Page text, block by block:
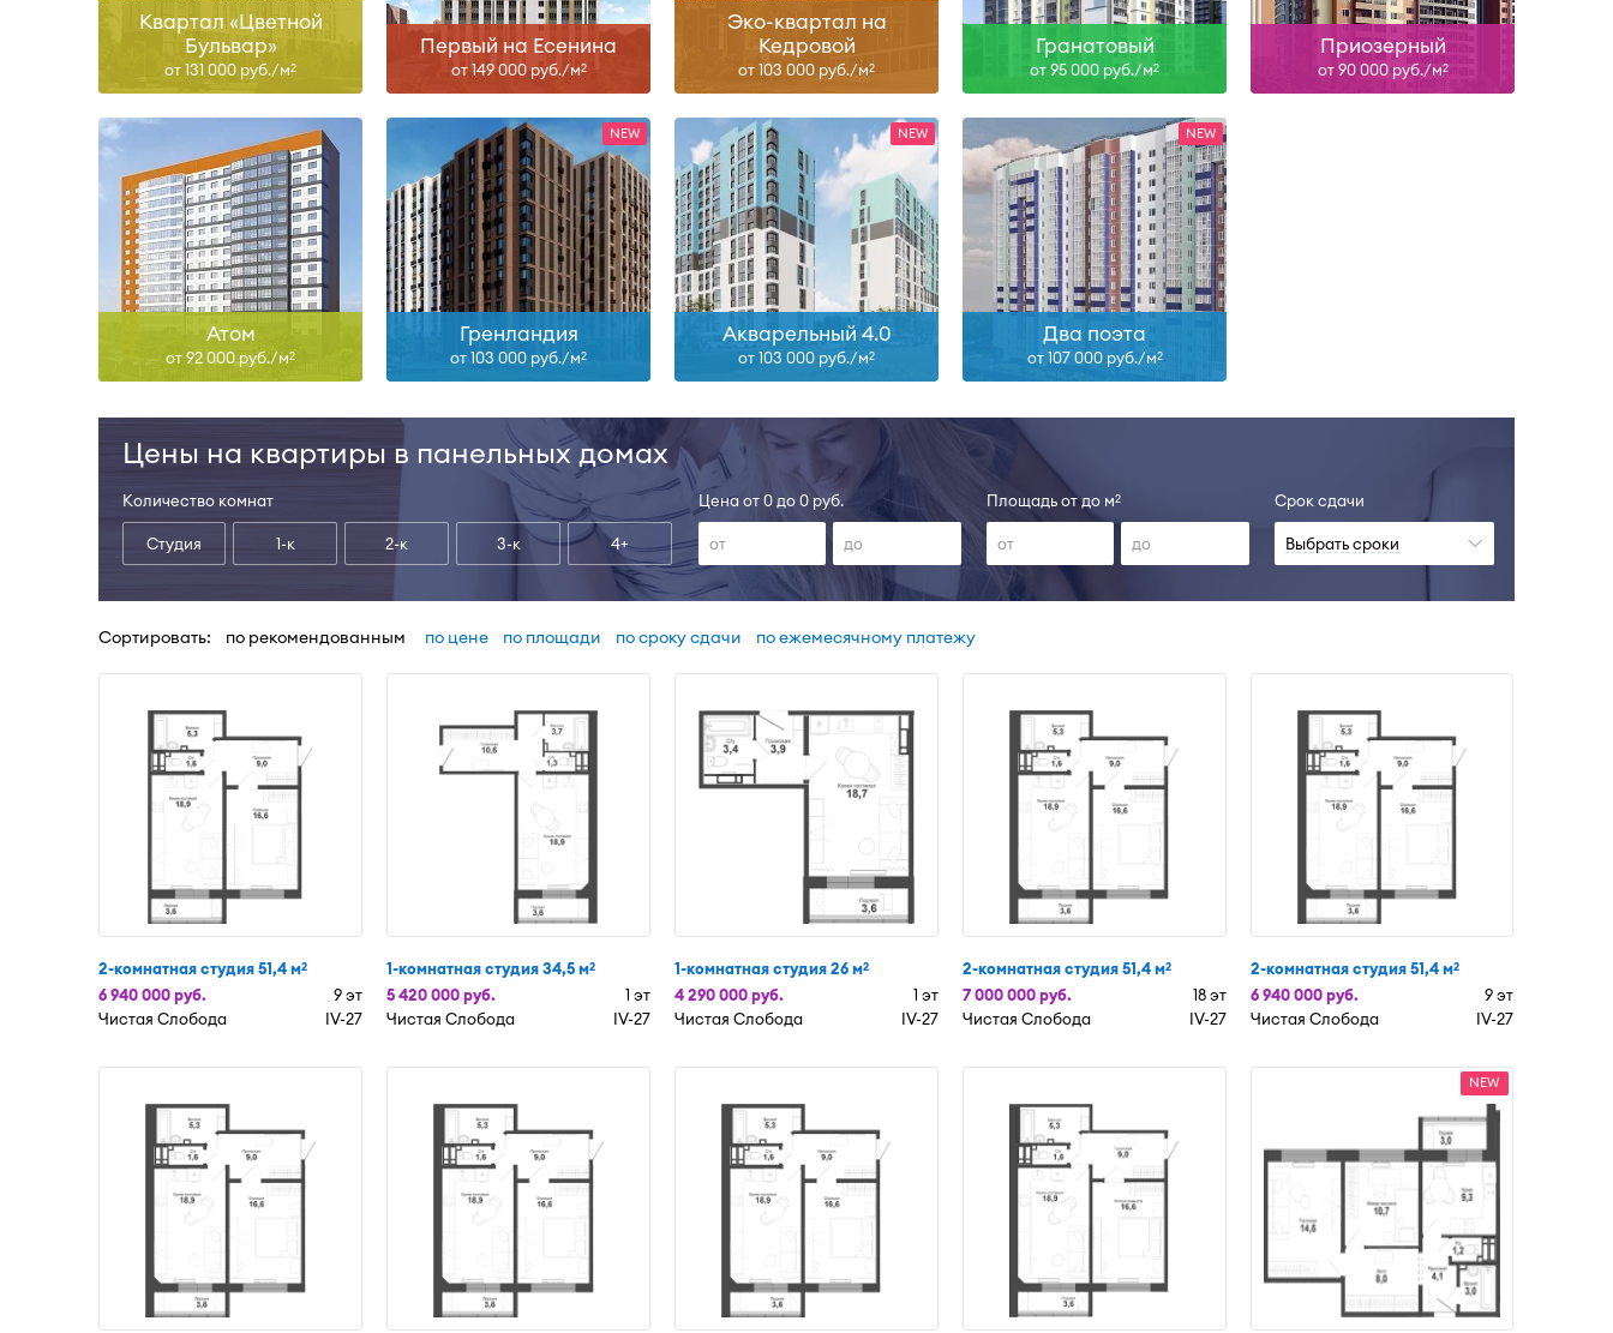
Квартал «Цветной
Бульвар»
от 131 000 руб./м2
Первый на Есенина
от 149 000 руб./м2
Эко-квартал на
Кедровой
от 103 000 руб./м2
Гранатовый
от 95 000 руб./м2
Приозерный
от 90 000 руб./м2
Атом
от 92 000 руб./м2
Гренландия
от 103 000 руб./м2
Акварельный 4.0
от 103 000 руб./м2
Два поэта
от 107 000 руб./м2
Цены на квартиры в панельных домах
Количество комнат
Студия 1-к 2-к 3-к 4+
Цена от 0 до 0 руб. Площадь от до м2 Срок сдачи
Выбрать сроки
Сортировать: по рекомендованным по цене по площади по сроку сдачи по ежемесячному платежу
2-комнатная студия 51,4 м2
6 940 000 руб.
9 эт
Чистая Слобода
IV-27
1-комнатная студия 34,5 м2
5 420 000 руб.
1 эт
Чистая Слобода
IV-27
1-комнатная студия 26 м2
4 290 000 руб.
1 эт
Чистая Слобода
IV-27
2-комнатная студия 51,4 м2
7 000 000 руб.
18 эт
Чистая Слобода
IV-27
2-комнатная студия 51,4 м2
6 940 000 руб.
9 эт
Чистая Слобода
IV-27
NEW